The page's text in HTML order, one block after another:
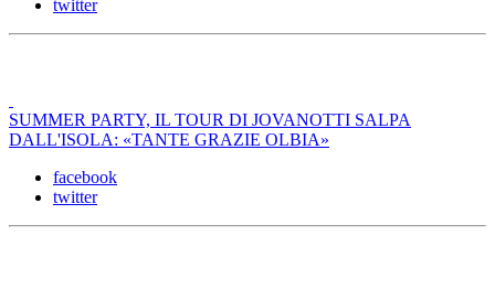
twitter
SUMMER PARTY, IL TOUR DI JOVANOTTI SALPA
DALL'ISOLA: «TANTE GRAZIE OLBIA»
facebook
twitter